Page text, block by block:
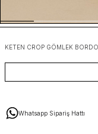
KETEN CROP GÖMLEK BORDO
Whatsapp Sipariş Hattı